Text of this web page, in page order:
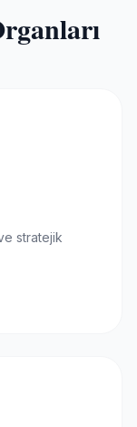
stratejik